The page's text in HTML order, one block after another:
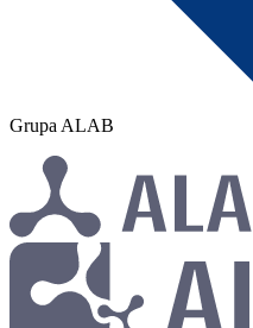
Grupa ALAB